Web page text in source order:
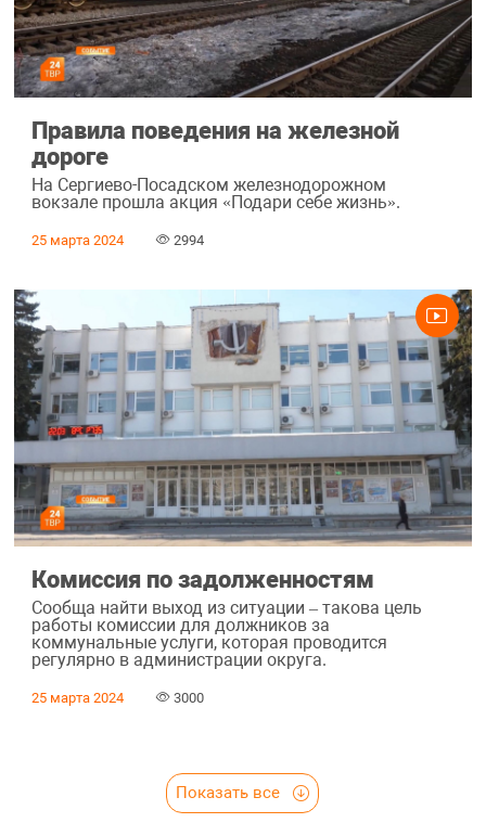
Правила поведения на железной
дороге
На Сергиево-Посадском железнодорожном
вокзале прошла акция «Подари себе жизнь».
25 марта 2024 2994
Комиссия по задолженностям
Сообща найти выход из ситуации – такова цель
работы комиссии для должников за
коммунальные услуги, которая проводится
регулярно в администрации округа.
25 марта 2024 3000
Показать все